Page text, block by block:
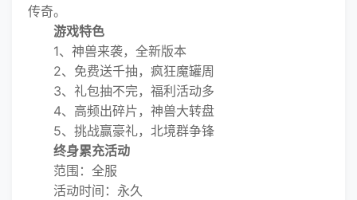
传奇。
游戏特色
1、神兽来袭，全新版本
2、免费送千抽，疯狂魔罐周
3、礼包抽不完，福利活动多
4、高频出碎片，神兽大转盘
5、挑战赢豪礼，北境群争锋
终身累充活动
范围：全服
活动时间：永久